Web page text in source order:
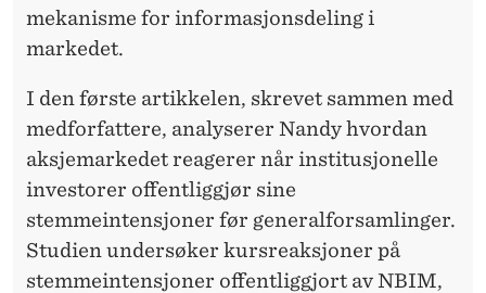
mekanisme for informasjonsdeling i
markedet.
I den første artikkelen, skrevet sammen med
medforfattere, analyserer Nandy hvordan
aksjemarkedet reagerer når institusjonelle
investorer offentliggjør sine
stemmeintensjoner før generalforsamlinger.
Studien undersøker kursreaksjoner på
stemmeintensjoner offentliggjort av NBIM,